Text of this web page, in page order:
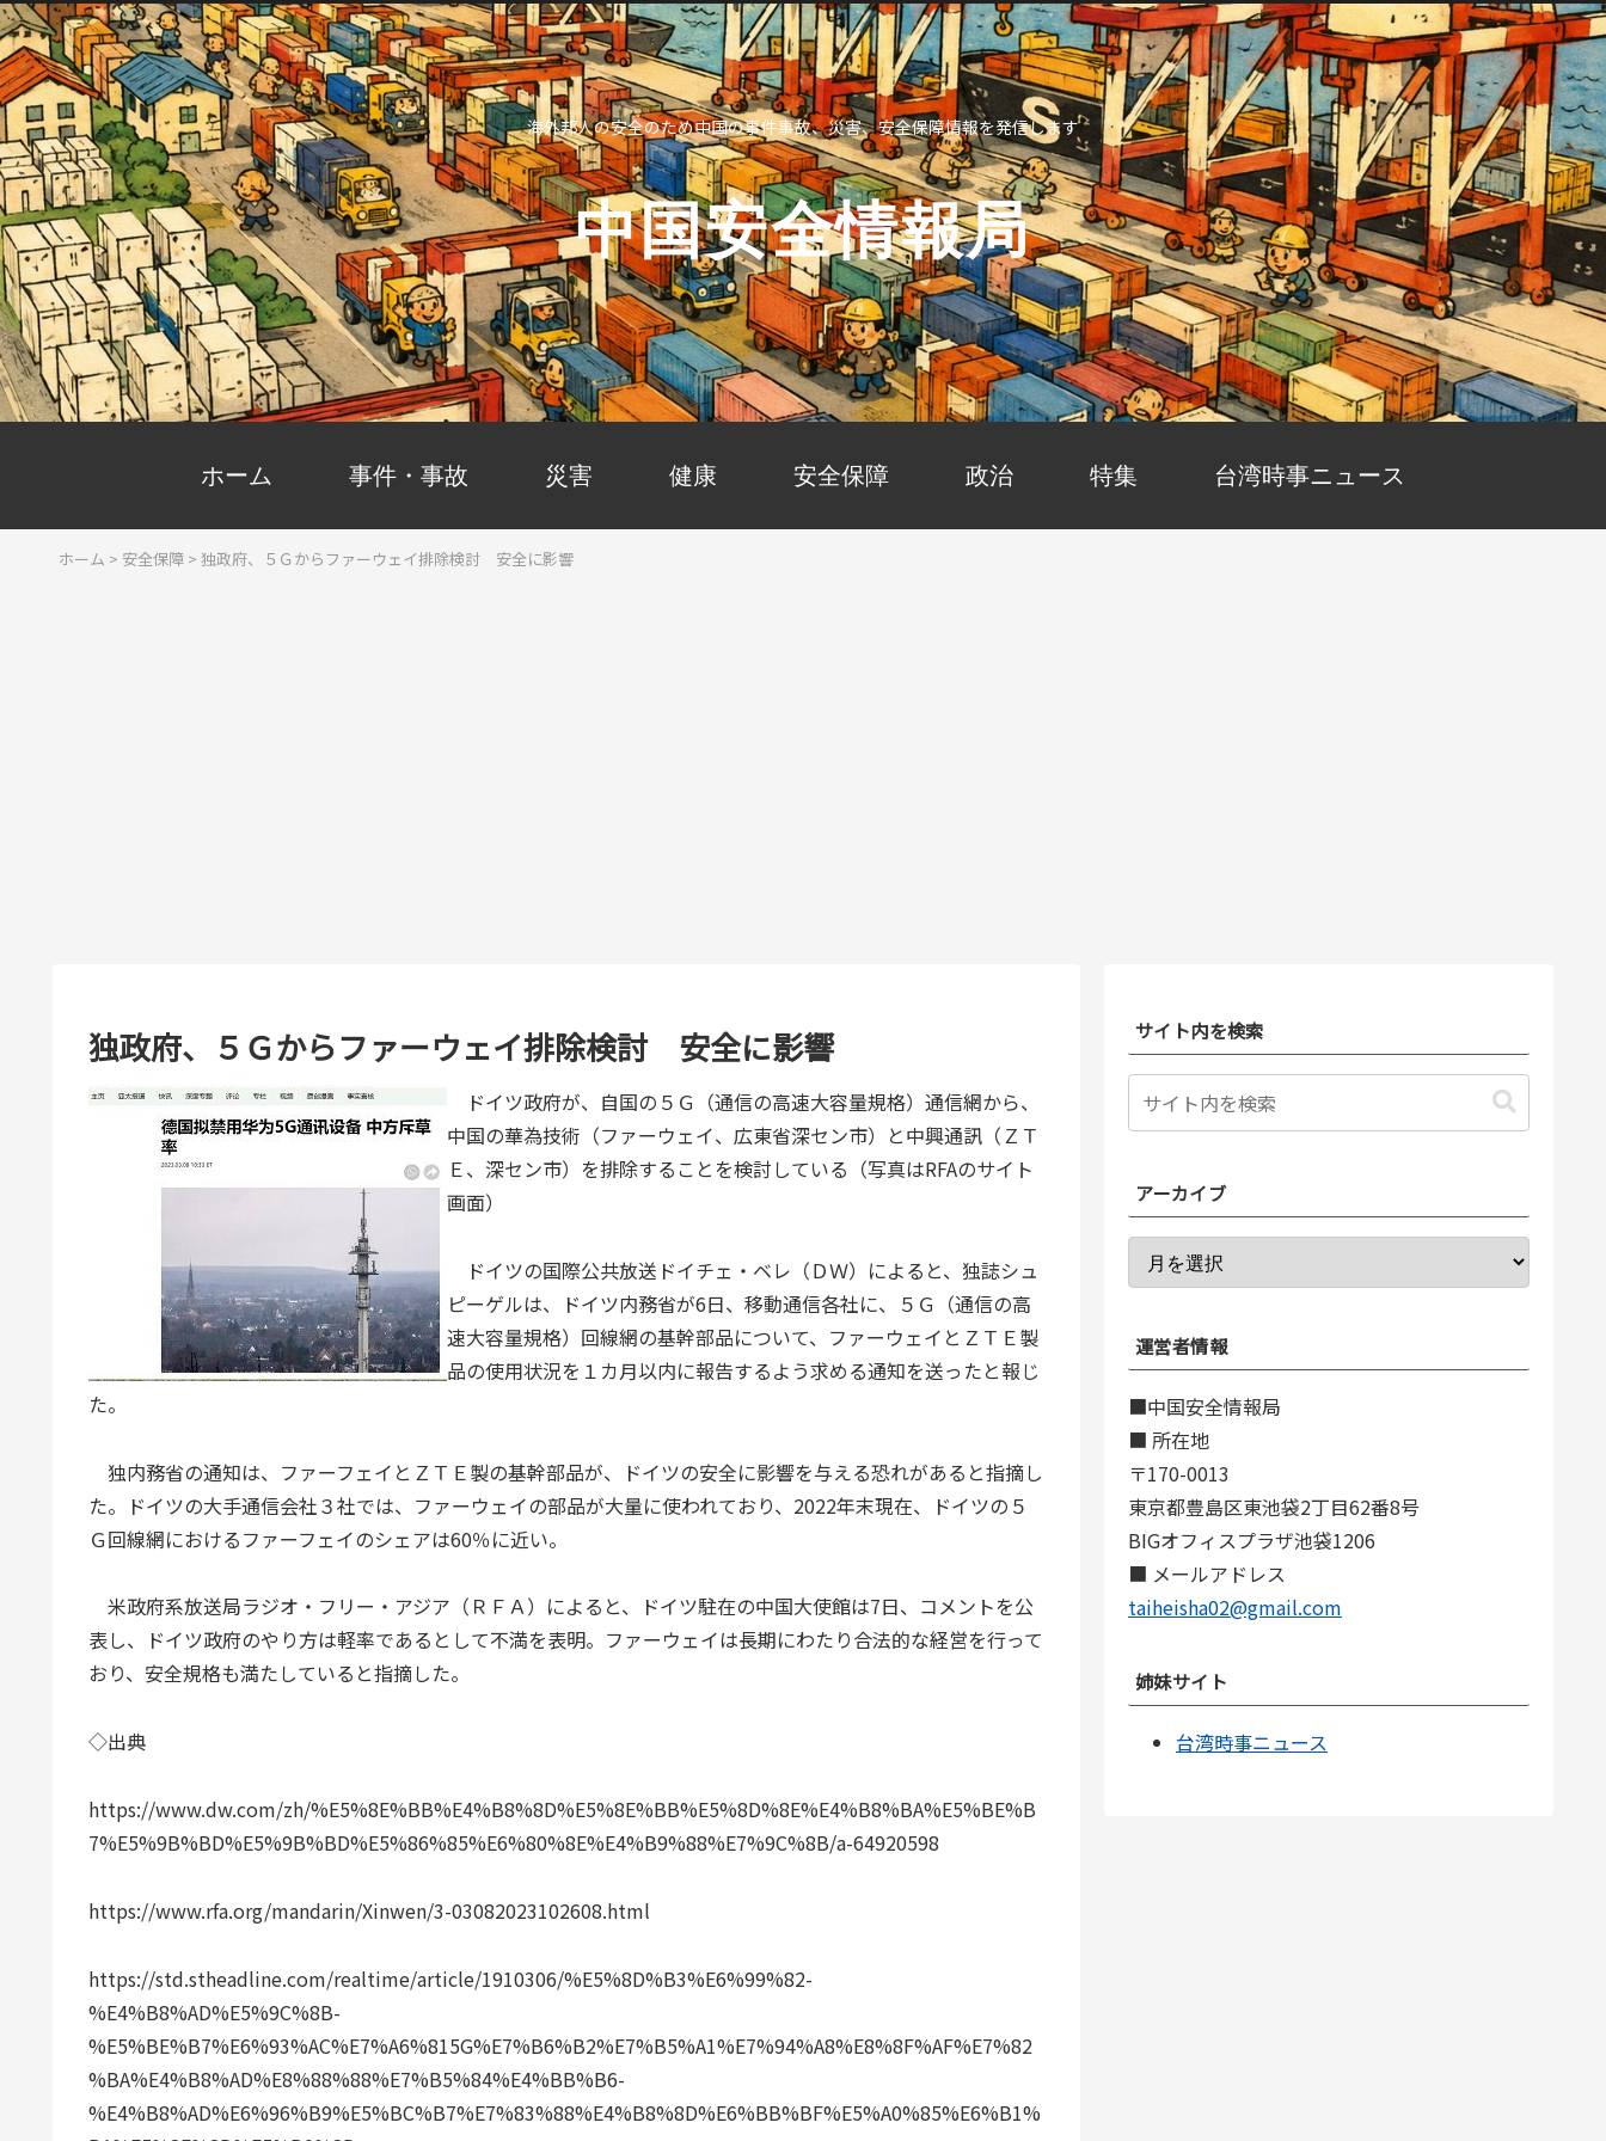
海外邦人の安全のため中国の事件事故、災害、安全保障情報を発信します
中国安全情報局
ホーム 事件・事故 災害 健康 安全保障 政治 特集 台湾時事ニュース
ホーム > 安全保障 >独政府、５Ｇからファーウェイ排除検討 安全に影響
独政府、５Ｇからファーウェイ排除検討 安全に影響
ドイツ政府が、自国の５Ｇ（通信の高速大容量規格）通信網から、
中国の華為技術（ファーウェイ、広東省深セン市）と中興通訊（ＺＴ
Ｅ、深セン市）を排除することを検討している（写真はRFAのサイト
画面）
ドイツの国際公共放送ドイチェ・ベレ（ＤＷ）によると、独誌シュ
ピーゲルは、ドイツ内務省が6日、移動通信各社に、５Ｇ（通信の高
速大容量規格）回線網の基幹部品について、ファーウェイとＺＴＥ製
品の使用状況を１カ月以内に報告するよう求める通知を送ったと報じ
た。
独内務省の通知は、ファーフェイとＺＴＥ製の基幹部品が、ドイツの安全に影響を与える恐れがあると指摘し
た。ドイツの大手通信会社３社では、ファーウェイの部品が大量に使われており、2022年末現在、ドイツの５
Ｇ回線網におけるファーフェイのシェアは60％に近い。
米政府系放送局ラジオ・フリー・アジア（ＲＦＡ）によると、ドイツ駐在の中国大使館は7日、コメントを公
表し、ドイツ政府のやり方は軽率であるとして不満を表明。ファーウェイは長期にわたり合法的な経営を行って
おり、安全規格も満たしていると指摘した。
◇出典
https://www.dw.com/zh/%E5%8E%BB%E4%B8%8D%E5%8E%BB%E5%8D%8E%E4%B8%BA%E5%BE%B
7%E5%9B%BD%E5%9B%BD%E5%86%85%E6%80%8E%E4%B9%88%E7%9C%8B/a-64920598
https://www.rfa.org/mandarin/Xinwen/3-03082023102608.html
https://std.stheadline.com/realtime/article/1910306/%E5%8D%B3%E6%99%82-
%E4%B8%AD%E5%9C%8B-
%E5%BE%B7%E6%93%AC%E7%A6%815G%E7%B6%B2%E7%B5%A1%E7%94%A8%E8%8F%AF%E7%82
%BA%E4%B8%AD%E8%88%88%E7%B5%84%E4%BB%B6-
%E4%B8%AD%E6%96%B9%E5%BC%B7%E7%83%88%E4%B8%8D%E6%BB%BF%E5%A0%85%E6%B1%
サイト内を検索
アーカイブ
運営者情報
■中国安全情報局
■ 所在地
〒170-0013
東京都豊島区東池袋2丁目62番8号
BIGオフィスプラザ池袋1206
■ メールアドレス
taiheisha02@gmail.com
姉妹サイト
台湾時事ニュース